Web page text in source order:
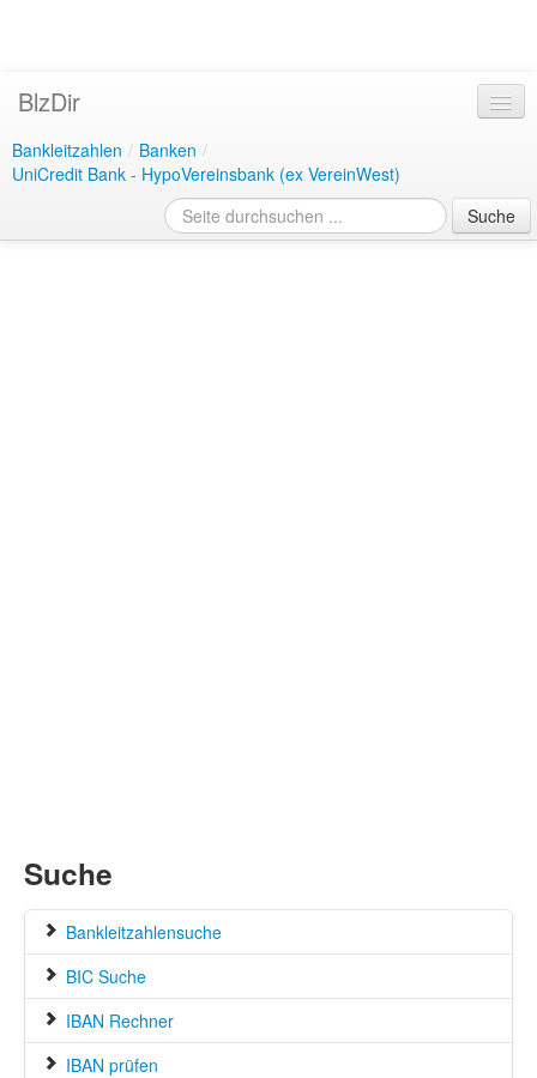
BlzDir
Bankleitzahlen / Banken /
UniCredit Bank - HypoVereinsbank (ex VereinWest)
Suche
Suche
Bankleitzahlensuche
BIC Suche
IBAN Rechner
IBAN prüfen